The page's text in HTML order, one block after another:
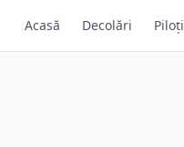
Acasă Decolări Piloți